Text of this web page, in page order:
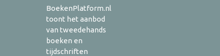
BoekenPlatform.nl
toont het aanbod
van tweedehands
boeken en
tijdschriften